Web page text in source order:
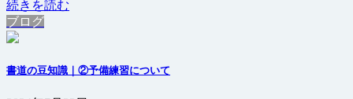
続きを読む
ブログ
書道の豆知識｜②予備練習について